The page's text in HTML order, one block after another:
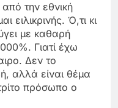
την εθνική
ειλικρινής. Ό,τι κι
με καθαρή
Γιατί έχω
Δεν το
αλλά είναι θέμα
πρόσωπο ο